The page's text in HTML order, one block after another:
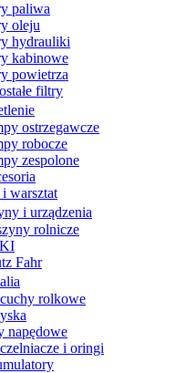
paliwa
oleju
hydrauliki
kabinowe
powietrza
filtry
ostrzegawcze
robocze
zespolone
warsztat
i urządzenia
rolnicze
Fahr
rolkowe
napędowe
i oringi